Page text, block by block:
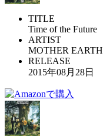
TITLE
Time of the Future
ARTIST
MOTHER EARTH
RELEASE
2015年08月28日